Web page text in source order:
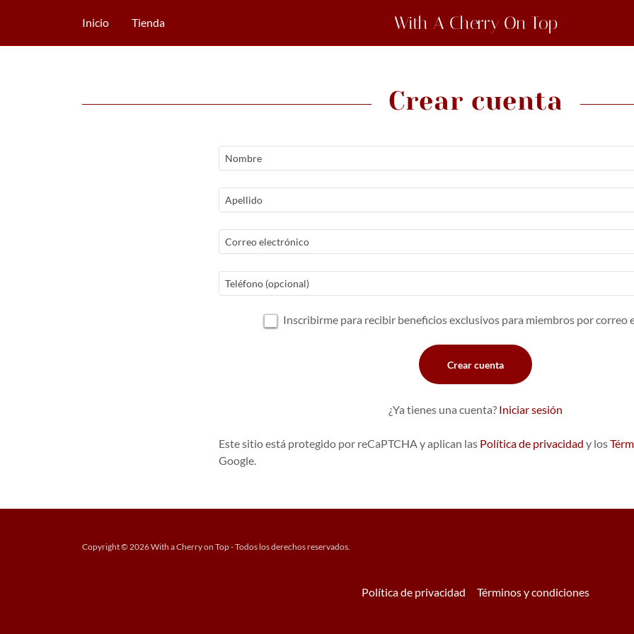
Inicio Tienda With A Cherry On Top
Crear cuenta
Inscribirme para recibir beneficios exclusivos para miembros por correo
Crear cuenta
¿Ya tienes una cuenta? Iniciar sesión
Este sitio está protegido por reCaPTCHA y aplican las Política de privacidad y los
Google.
Copyright © 2026 With a Cherry on Top - Todos los derechos reservados.
Política de privacidad Términos y condiciones